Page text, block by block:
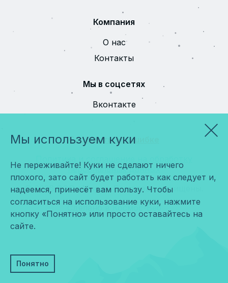
Компания
О нас
Контакты
Мы в соцсетях
Вконтакте
Сообщить об ошибке
Политика и соглашение на обработку
персональных данных
© 2026 ООО «Мира». Все права защищены.
Сделано в Космос-Веб
Мы используем куки
Не переживайте! Куки не сделают ничего
плохого, зато сайт будет работать как следует и,
надеемся, принесёт вам пользу. Чтобы
согласиться на использование куки, нажмите
кнопку «Понятно» или просто оставайтесь на
сайте.
Понятно